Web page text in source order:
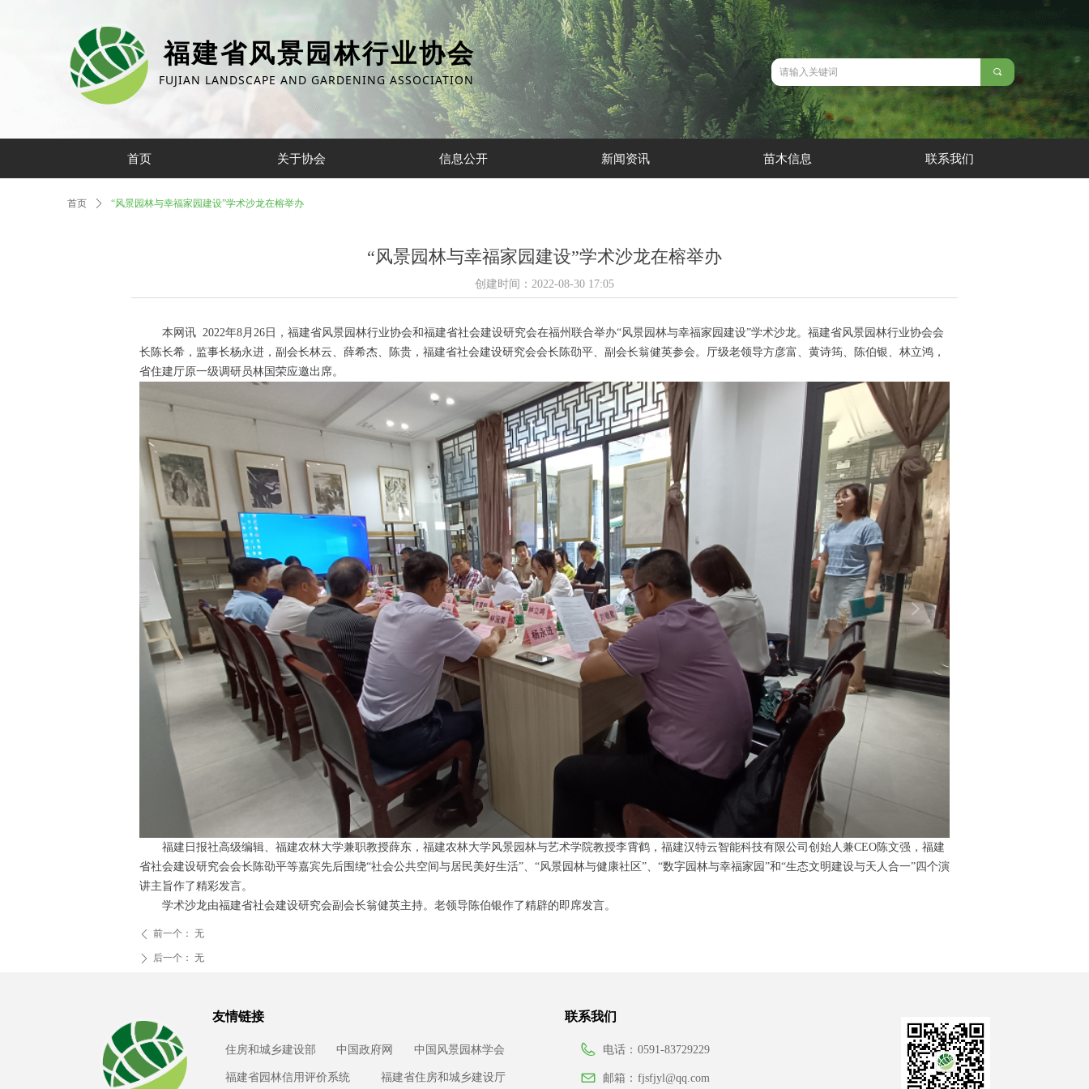
福建省风景园林行业协会
FUJIAN LANDSCAPE AND GARDENING ASSOCIATION
끠
首页 关于协会 信息公开 新闻资讯 苗木信息 联系我们
“风景园林与幸福家园建设”学术沙龙在榕举办
本网讯 2022年8月26日，福建省风景园林行业协会和福建省社会建设研究会在福州联合举办“风景园林与幸福家园建设”学术沙龙。福建省风景园林行业协会会
长陈长希，监事长杨永进，副会长林云、薛希杰、陈贵，福建省社会建设研究会会长陈劭平、副会长翁健英参会。厅级老领导方彦富、黄诗筠、陈伯银、林立鸿，
省住建厅原一级调研员林国荣应邀出席。
福建日报社高级编辑、福建农林大学兼职教授薛东，福建农林大学风景园林与艺术学院教授李霄鹤，福建汉特云智能科技有限公司创始人兼CEO陈文强，福建
省社会建设研究会会长陈劭平等嘉宾先后围绕“社会公共空间与居民美好生活”、“风景园林与健康社区”、“数字园林与幸福家园”和“生态文明建设与天人合一”四个演
讲主旨作了精彩发言。
学术沙龙由福建省社会建设研究会副会长翁健英主持。老领导陈伯银作了精辟的即席发言。
ꄴ 前一个： 无
ꄲ 后一个： 无
首页 ꄲ “风景园林与幸福家园建设”学术沙龙在榕举办
创建时间： 2022-08-30 17:05
友情链接
住房和城乡建设部 中国政府网 中国风景园林学会
福建省园林信用评价系统 福建省住房和城乡建设厅
电话： 0591-83729229
邮箱： fjsfjyl@qq.com
联系我们